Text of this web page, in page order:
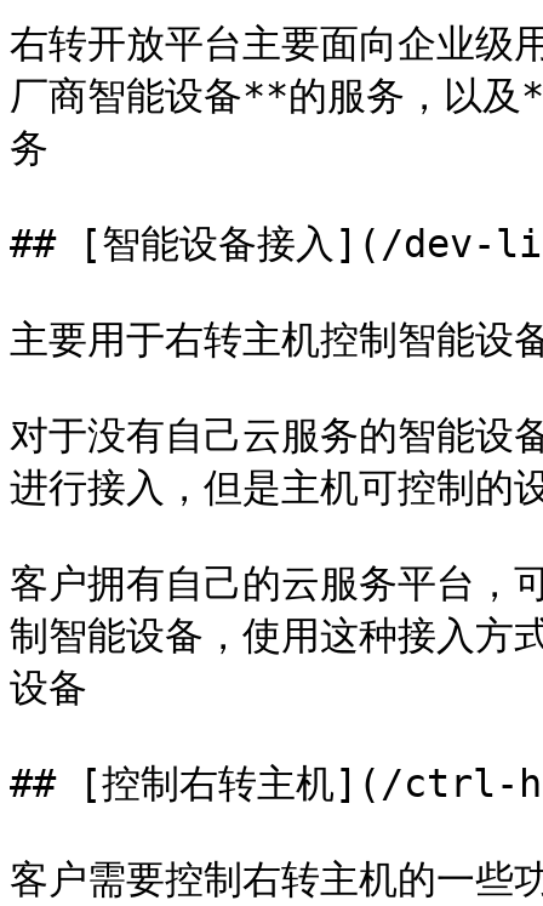
右转开放平台主要面向企业级
厂商智能设备**的服务，以
务
## [智能设备接入](/dev-
主要用于右转主机控制智能设
对于没有自己云服务的智能
进行接入，但是主机可控制的
客户拥有自己的云服务平台，
制智能设备，使用这种接入方
设备
## [控制右转主机](/ctrl-